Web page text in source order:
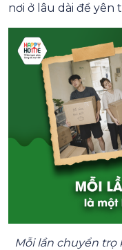
nơi ở lâu dài để yên
Mỗi lần chuyển trọ